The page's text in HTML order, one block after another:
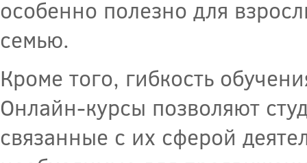
особенно полезно для
семью.
Кроме того, гибкость
Онлайн-курсы позволяют
связанные с их сферой